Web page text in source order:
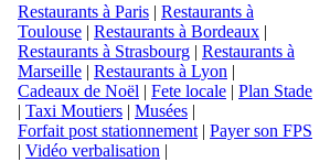
Restaurants à Paris | Restaurants à
Toulouse | Restaurants à Bordeaux |
Restaurants à Strasbourg | Restaurants à
Marseille | Restaurants à Lyon |
Cadeaux de Noël | Fete locale | Plan Stade
| Taxi Moutiers | Musées |
Forfait post stationnement | Payer son FPS
| Vidéo verbalisation |